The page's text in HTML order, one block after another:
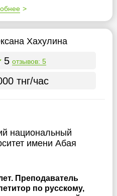
Хахулина
5 отзывов: 5
тнг/час
национальный
имени Абая
Преподаватель
по русскому,